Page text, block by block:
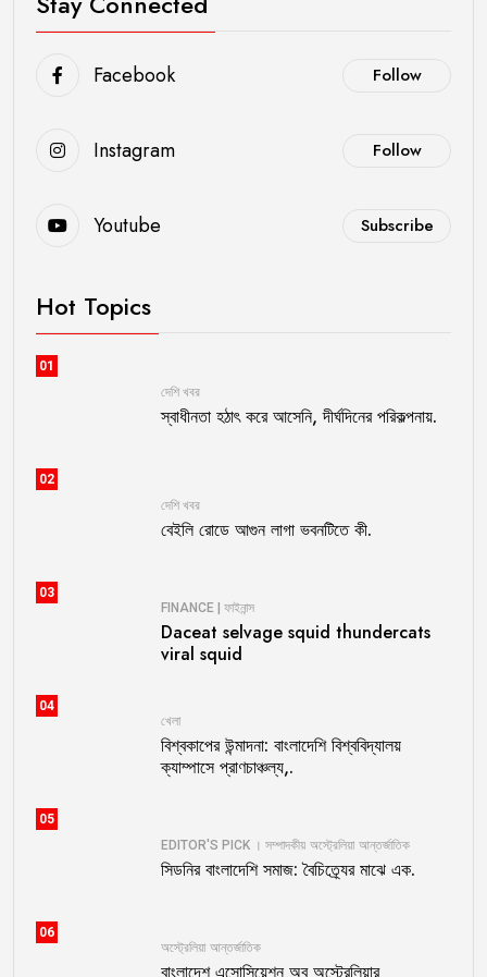
Facebook Follow
Instagram Follow
Youtube Subscribe
Hot Topics
01
দেশি খবর
স্বাধীনতা হঠাৎ করে আসেনি, দীর্ঘদিনের পরিকল্পনায়.
02
দেশি খবর
বেইলি রোডে আগুন লাগা ভবনটিতে কী.
03
FINANCE | ফাইনান্স
Daceat selvage squid thundercats
viral squid
04
খেলা
বিশ্বকাপের উন্মাদনা: বাংলাদেশি বিশ্ববিদ্যালয়
ক্যাম্পাসে প্রাণচাঞ্চল্য,.
05
EDITOR'S PICK । সম্পাদকীয় অস্ট্রেলিয়া আন্তর্জাতিক
সিডনির বাংলাদেশি সমাজ: বৈচিত্র্যের মাঝে এক.
06
অস্ট্রেলিয়া আন্তর্জাতিক
বাংলাদেশ এসোসিয়েশন অব অস্ট্রেলিয়ার